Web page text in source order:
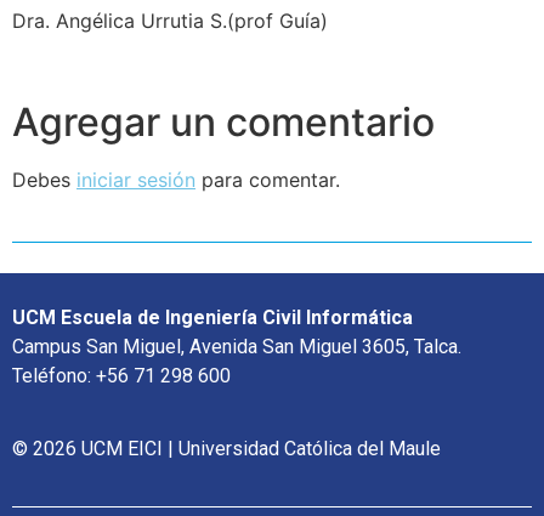
Dra. Angélica Urrutia S.(prof Guía)
Agregar un comentario
Debes iniciar sesión para comentar.
UCM Escuela de Ingeniería Civil Informática
Campus San Miguel, Avenida San Miguel 3605, Talca.
Teléfono: +56 71 298 600
© 2026 UCM EICI | Universidad Católica del Maule